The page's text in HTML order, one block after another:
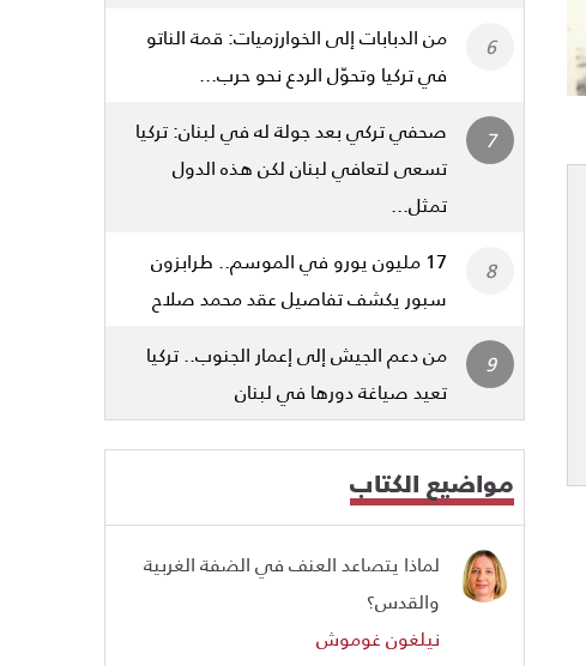
من الدبابات إلى الخوارزميات: قمة الناتو
في تركيا وتحوّل الردع نحو حرب...
صحفي تركي بعد جولة له في لبنان: تركيا
تسعى لتعافي لبنان لكن هذه الدول
تمثل...
17 مليون يورو في الموسم.. طرابزون
سبور يكشف تفاصيل عقد محمد صلاح
من دعم الجيش إلى إعمار الجنوب.. تركيا
تعيد صياغة دورها في لبنان
مواضيع الكتاب
لماذا يتصاعد العنف في الضفة الغربية
والقدس؟
نيلغون غوموش